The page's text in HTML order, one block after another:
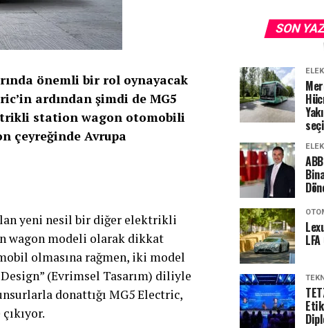
önemli bir rol oynayacak
ardından şimdi de MG5
station wagon otomobili
çeyreğinde Avrupa
yeni nesil bir diğer elektrikli
wagon modeli olarak dikkat
olmasına rağmen, iki model
(Evrimsel Tasarım) diliyle
donattığı MG5 Electric,
SON